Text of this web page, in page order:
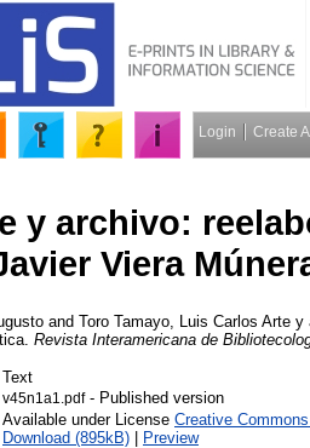
Login Create
y archivo:
Viera
and Toro Tamayo, Luis Carlos Arte y
Revista Interamericana de
Text
v45n1a1.pdf- Published version
Available under License Creative
Download (895kB) | Preview